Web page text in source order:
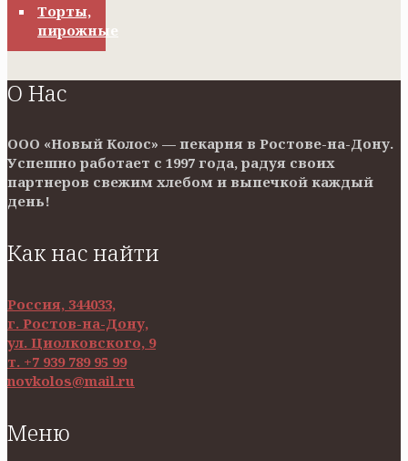
Торты,
пирожные
О Нас
ООО «Новый Колос» — пекарня в Ростове-на-Дону.
Успешно работает с 1997 года, радуя своих
партнеров свежим хлебом и выпечкой каждый
день!
Как нас найти
Россия, 344033,
г. Ростов-на-Дону,
ул. Циолковского, 9
т. +7 939 789 95 99
novkolos@mail.ru
Меню